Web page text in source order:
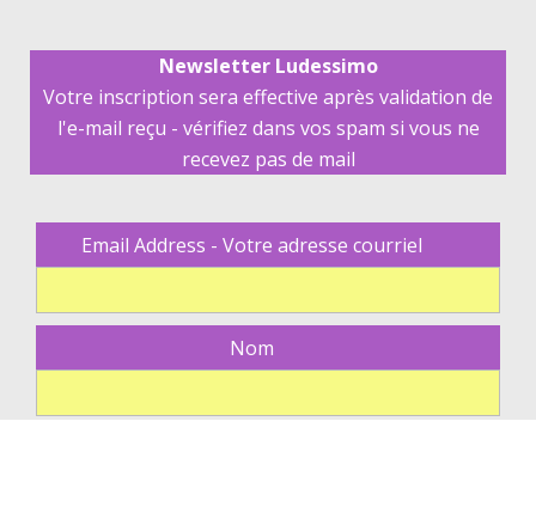
Newsletter Ludessimo
Votre inscription sera effective après validation de
l'e-mail reçu - vérifiez dans vos spam si vous ne
recevez pas de mail
Email Address - Votre adresse courriel
Nom